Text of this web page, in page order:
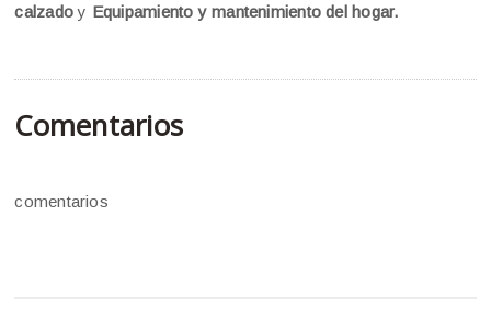
calzadoy Equipamiento y mantenimiento del hogar.
Comentarios
comentarios